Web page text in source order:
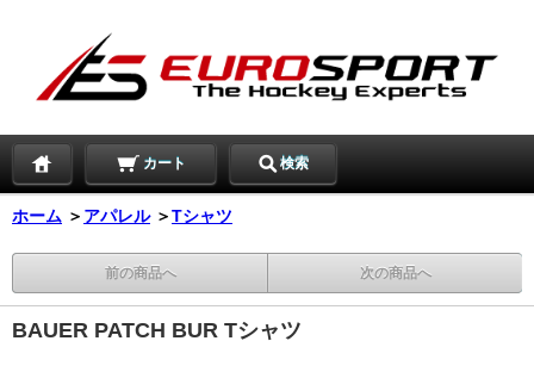
カート 検索
ホーム ＞ アパレル ＞Tシャツ
前の商品へ 次の商品へ
BAUER PATCH BUR Tシャツ